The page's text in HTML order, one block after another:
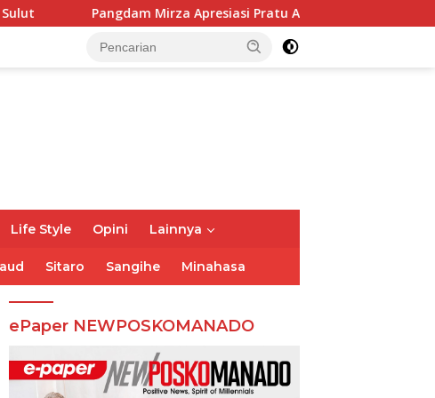
Mirza Apresiasi Pratu Arif, Juara II PSM TNI AD
Life Style Opini Lainnya
Sitaro Sangihe Minahasa
ePaper NEWPOSKOMANADO